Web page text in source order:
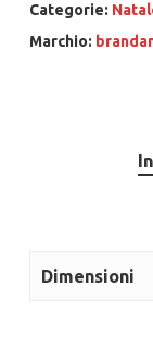
Categorie:
Marchio:
Dimensioni